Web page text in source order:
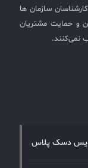
سازمان ها
و حمایت مشتریان
نمی‌کنند.
دسک پلاس